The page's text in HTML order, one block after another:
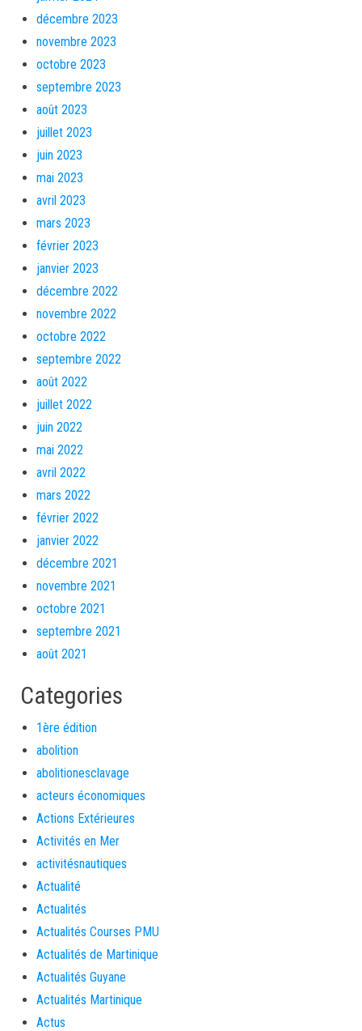
décembre 2023
novembre 2023
octobre 2023
septembre 2023
août 2023
juillet 2023
juin 2023
mai 2023
avril 2023
mars 2023
février 2023
janvier 2023
décembre 2022
novembre 2022
octobre 2022
septembre 2022
août 2022
juillet 2022
juin 2022
mai 2022
avril 2022
mars 2022
février 2022
janvier 2022
décembre 2021
novembre 2021
octobre 2021
septembre 2021
août 2021
Categories
1ère édition
abolition
abolitionesclavage
acteurs économiques
Actions Extérieures
Activités en Mer
activitésnautiques
Actualité
Actualités
Actualités Courses PMU
Actualités de Martinique
Actualités Guyane
Actualités Martinique
Actus